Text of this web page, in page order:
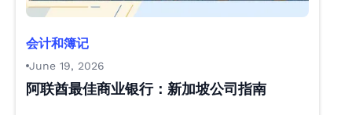
会计和簿记
June 19, 2026
阿联酋最佳商业银行：新加坡公司指南